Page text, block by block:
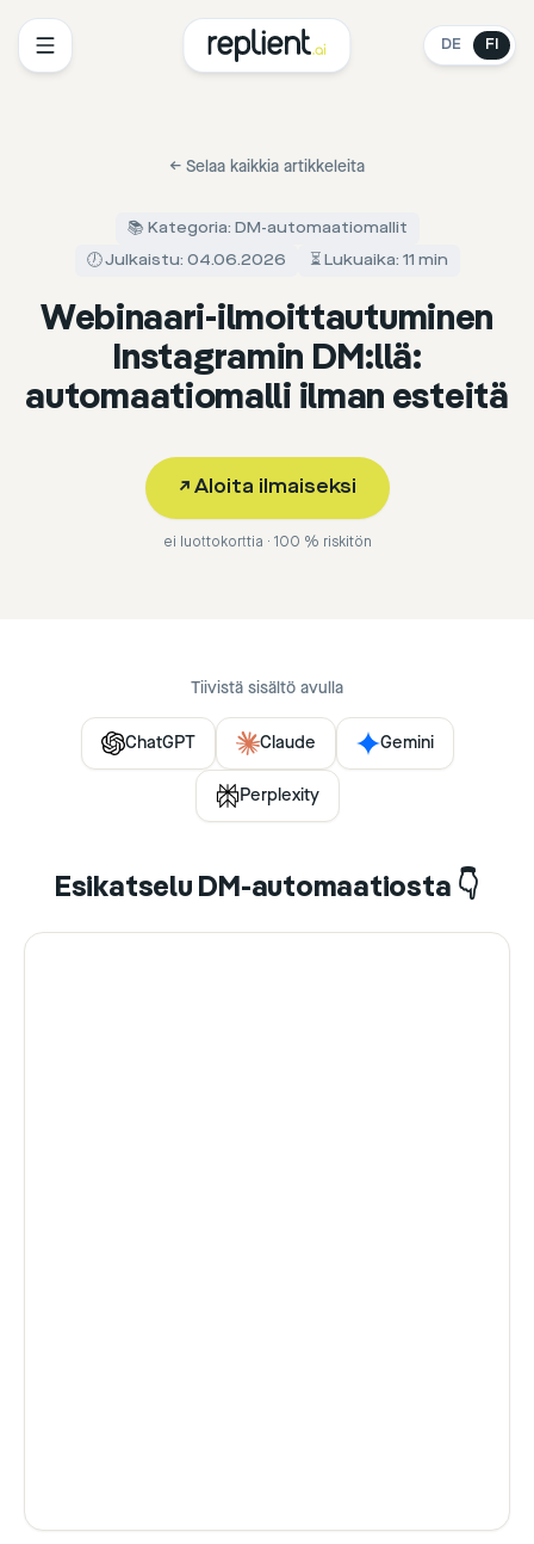
DE FI
← Selaa kaikkia artikkeleita
📚 Kategoria: DM-automaatiomallit
🕖 Julkaistu: 04.06.2026
⏳ Lukuaika: 11 min
Webinaari-ilmoittautuminen
Instagramin DM:llä:
automaatiomalli ilman esteitä
↗ Aloita ilmaiseksi
ei luottokorttia · 100 % riskitön
Tiivistä sisältö avulla
ChatGPT Claude Gemini
Perplexity
Esikatselu DM-automaatiosta 👇